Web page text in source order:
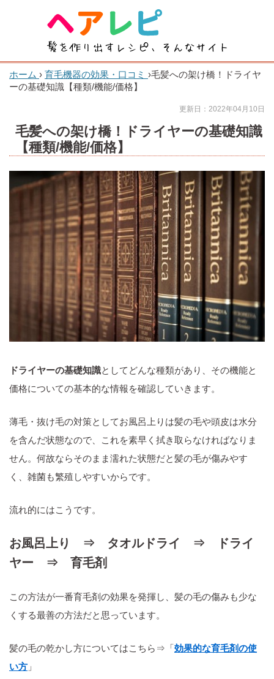
ホーム › 育毛機器の効果・口コミ ›毛髪への架け橋！ドライヤ
ーの基礎知識【種類/機能/価格】
更新日：2022年04月10日
毛髪への架け橋！ドライヤーの基礎知識
【種類/機能/価格】
ドライヤーの基礎知識としてどんな種類があり、その機能と
価格についての基本的な情報を確認していきます。
薄毛・抜け毛の対策としてお風呂上りは髪の毛や頭皮は水分
を含んだ状態なので、これを素早く拭き取らなければなりま
せん。何故ならそのまま濡れた状態だと髪の毛が傷みやす
く、雑菌も繁殖しやすいからです。
流れ的にはこうです。
お風呂上り ⇒ タオルドライ ⇒ ドライ
ヤー ⇒ 育毛剤
この方法が一番育毛剤の効果を発揮し、髪の毛の傷みも少な
くする最善の方法だと思っています。
髪の毛の乾かし方についてはこちら⇒「効果的な育毛剤の使
い方 」